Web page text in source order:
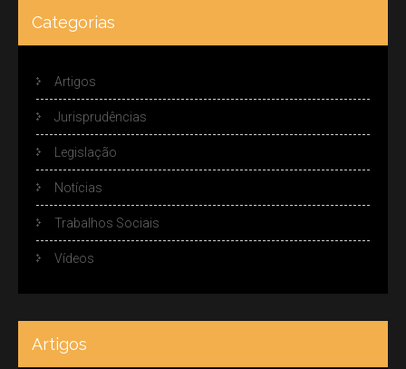
Categorias
Artigos
Jurisprudências
Legislação
Notícias
Trabalhos Sociais
Vídeos
Artigos